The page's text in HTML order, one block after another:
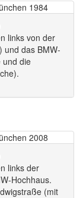
links von der
und das BMW-
und die
links der
Hochhaus.
(mit